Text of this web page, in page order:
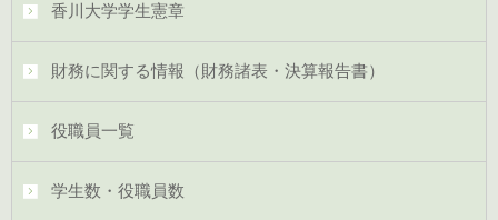
香川大学学生憲章
財務に関する情報（財務諸表・決算報告書）
役職員一覧
学生数・役職員数